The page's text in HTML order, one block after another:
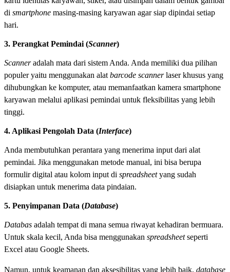
di smartphone masing-masing karyawan agar siap dipindai setiap
hari.
3. Perangkat Pemindai (Scanner)
Scanneradalah mata dari sistem Anda. Anda memiliki dua pilihan
populer yaitu menggunakan alat barcode scannerlaser khusus yang
dihubungkan ke komputer, atau memanfaatkan kamera smartphone
karyawan melalui aplikasi pemindai untuk fleksibilitas yang lebih
tinggi.
4. Aplikasi Pengolah Data (Interface)
Anda membutuhkan perantara yang menerima input dari alat
pemindai. Jika menggunakan metode manual, ini bisa berupa
formulir digital atau kolom input di spreadsheetyang sudah
disiapkan untuk menerima data pindaian.
5. Penyimpanan Data (Database)
Databas adalah tempat di mana semua riwayat kehadiran bermuara.
Untuk skala kecil, Anda bisa menggunakan spreadsheetseperti
Excel atau Google Sheets.
Namun, untuk keamanan dan aksesibilitas yang lebih baik, database